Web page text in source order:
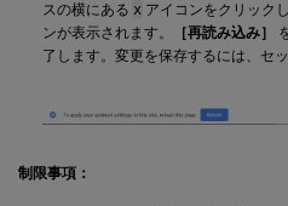
スの横にある x アイコンをクリック
ンが表示されます。
［再読み込み］
了します。変更を保存するには、セ
制限事項：